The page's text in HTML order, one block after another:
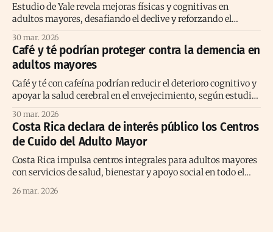
Estudio de Yale revela mejoras físicas y cognitivas en
adultos mayores, desafiando el declive y reforzando el
30 mar. 2026
Café y té podrían proteger contra la demencia en
adultos mayores
Café y té con cafeína podrían reducir el deterioro cognitivo y
apoyar la salud cerebral en el envejecimiento, según estudio
30 mar. 2026
Costa Rica declara de interés público los Centros
de Cuido del Adulto Mayor
Costa Rica impulsa centros integrales para adultos mayores
con servicios de salud, bienestar y apoyo social en todo el
26 mar. 2026